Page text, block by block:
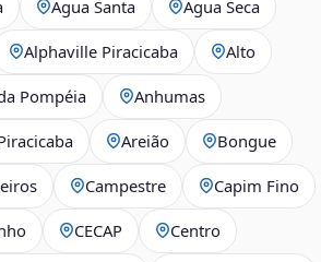
Água Santa Água Seca
Alphaville Piracicaba Alto
Pompéia Anhumas
Areião Bongue
Campestre Capim Fino
CECAP Centro